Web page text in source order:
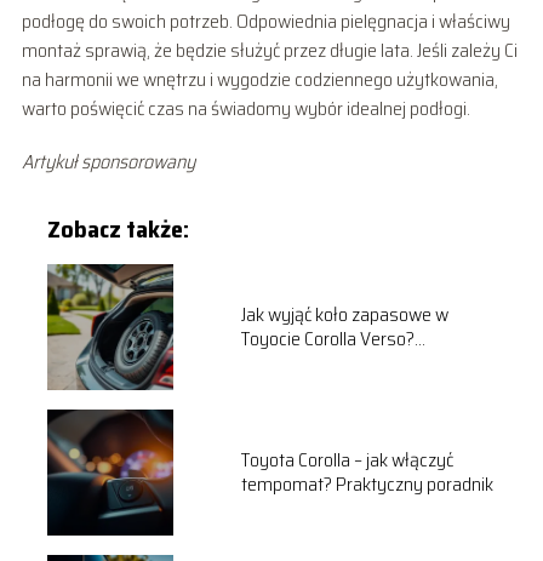
podłogę do swoich potrzeb. Odpowiednia pielęgnacja i właściwy
montaż sprawią, że będzie służyć przez długie lata. Jeśli zależy Ci
na harmonii we wnętrzu i wygodzie codziennego użytkowania,
warto poświęcić czas na świadomy wybór idealnej podłogi.
Artykuł sponsorowany
Zobacz także:
Jak wyjąć koło zapasowe w
Toyocie Corolla Verso?
Toyota Corolla – jak włączyć
tempomat? Praktyczny poradnik